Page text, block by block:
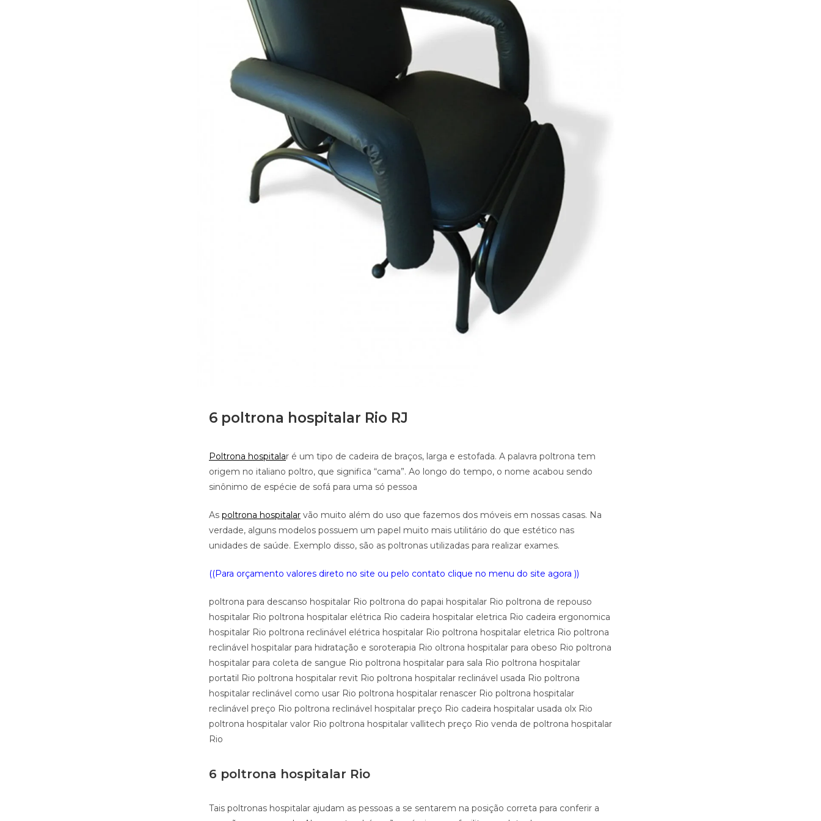
6 poltrona hospitalar Rio RJ
Poltrona hospitalar é um tipo de cadeira de braços, larga e estofada. A palavra poltrona tem
origem no italiano poltro, que significa “cama”. Ao longo do tempo, o nome acabou sendo
sinônimo de espécie de sofá para uma só pessoa
As poltrona hospitalar vão muito além do uso que fazemos dos móveis em nossas casas. Na
verdade, alguns modelos possuem um papel muito mais utilitário do que estético nas
unidades de saúde. Exemplo disso, são as poltronas utilizadas para realizar exames.
((Para orçamento valores direto no site ou pelo contato clique no menu do site agora ))
poltrona para descanso hospitalar Rio poltrona do papai hospitalar Rio poltrona de repouso
hospitalar Rio poltrona hospitalar elétrica Rio cadeira hospitalar eletrica Rio cadeira ergonomica
hospitalar Rio poltrona reclinável elétrica hospitalar Rio poltrona hospitalar eletrica Rio poltrona
reclinável hospitalar para hidratação e soroterapia Rio oltrona hospitalar para obeso Rio poltrona
hospitalar para coleta de sangue Rio poltrona hospitalar para sala Rio poltrona hospitalar
portatil Rio poltrona hospitalar revit Rio poltrona hospitalar reclinável usada Rio poltrona
hospitalar reclinável como usar Rio poltrona hospitalar renascer Rio poltrona hospitalar
reclinável preço Rio poltrona reclinável hospitalar preço Rio cadeira hospitalar usada olx Rio
poltrona hospitalar valor Rio poltrona hospitalar vallitech preço Rio venda de poltrona hospitalar
Rio
6 poltrona hospitalar Rio
Tais poltronas hospitalar ajudam as pessoas a se sentarem na posição correta para conferir a